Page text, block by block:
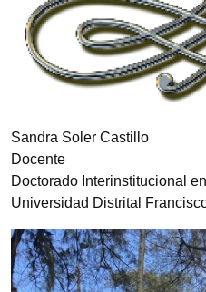
Sandra Soler Castillo
Docente
Doctorado Interinstitucional
Universidad Distrital
Imagen